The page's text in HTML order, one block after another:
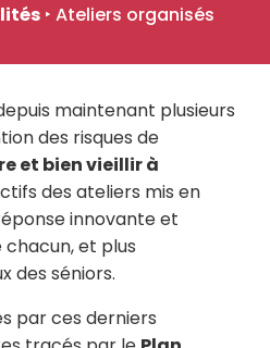
‣ Ateliers organisés
maintenant plusieurs
des risques de
et bien vieillir à
des ateliers mis en
innovante et
chacun, et plus
des séniors.
par ces derniers